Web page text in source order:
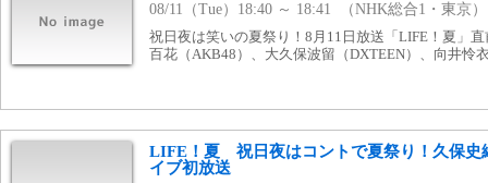
08/11（Tue）18:40 ～ 18:41 （NHK総合1・東京）
祝日夜は笑いの夏祭り！8月11日放送「LIFE！夏」
百花（AKB48）、大久保波留（DXTEEN）、向井怜
LIFE！夏 祝日夜はコントで夏祭り！久保史
イブ初放送